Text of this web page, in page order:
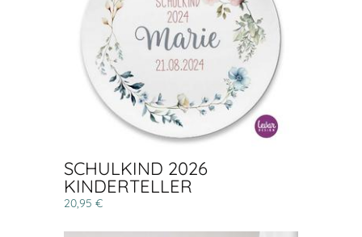
SCHULKIND 2026
KINDERTELLER
20,95 €